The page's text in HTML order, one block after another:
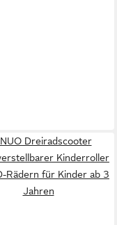
Dreiradscooter
Kinderroller
Rädern für Kinder ab 3
Jahren